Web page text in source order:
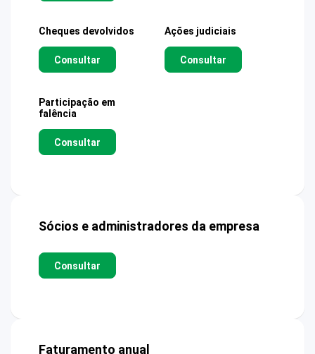
Cheques devolvidos
Consultar
Ações judiciais
Consultar
Participação em
falência
Consultar
Sócios e administradores da empresa
Consultar
Faturamento anual